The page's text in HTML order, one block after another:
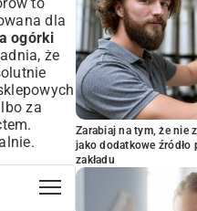
dla
ogórki
że
za
Zarabiaj na tym, że nie
jako dodatkowe
zakładu